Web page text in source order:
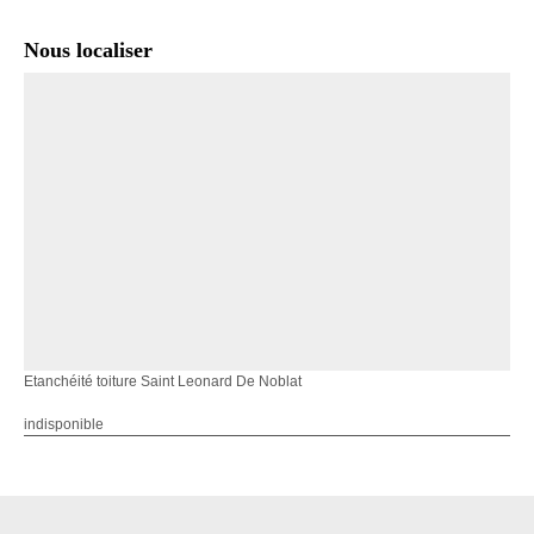
Nous localiser
Etanchéité toiture Saint Leonard De Noblat
indisponible